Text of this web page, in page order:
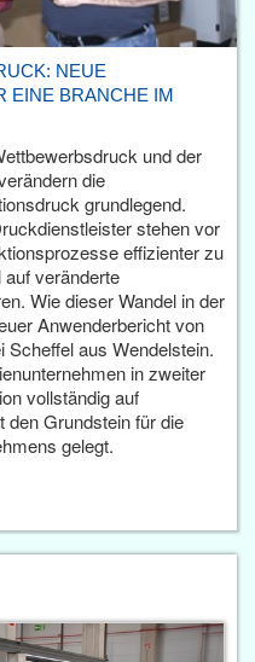
NEUE
EINE BRANCHE IM
und der
die
grundlegend.
stehen vor
effizienter zu
veränderte
Wie dieser Wandel in der
Anwenderbericht von
aus Wendelstein.
in zweiter
vollständig auf
den Grundstein für die
gelegt.